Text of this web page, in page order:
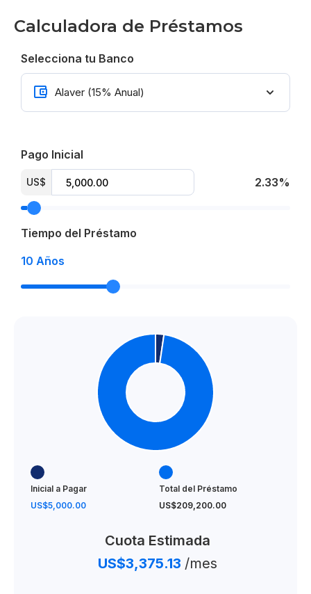
Balcones aterrazados
Ascensor de última generación
Sistema contra incendios
Sistema de acceso de última generación
Planta electrica para areas comunes
Ubicado cercano al colegio Intelecto en Santiago
Lobby amueblado y climatizado
Áreas de juegos
Terraza al aire libre con BBQ
Calculadora de Préstamos
Selecciona tu Banco
Pago Inicial
US$ 2.33%
Tiempo del Préstamo
10 Años
Inicial a Pagar
US$5,000.00
Total del Préstamo
US$209,200.00
Cuota Estimada
US$3,375.13 /mes